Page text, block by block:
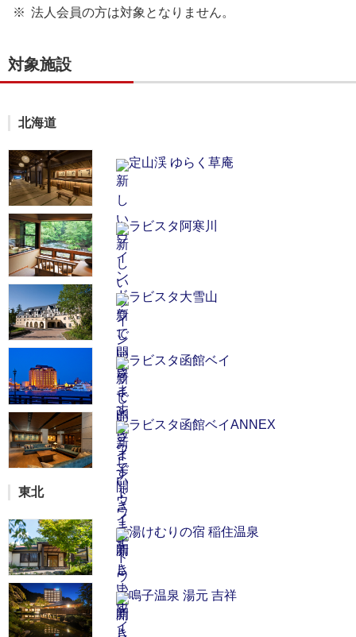
法人会員の方は対象となりません。
対象施設
北海道
定山渓 ゆらく草庵
ラビスタ阿寒川
ラビスタ大雪山
ラビスタ函館ベイ
ラビスタ函館ベイANNEX
東北
湯けむりの宿 稲住温泉
鳴子温泉 湯元 吉祥